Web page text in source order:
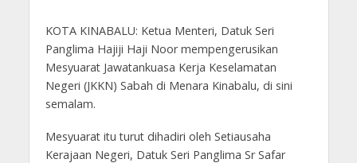
KOTA KINABALU: Ketua Menteri, Datuk Seri
Panglima Hajiji Haji Noor mempengerusikan
Mesyuarat Jawatankuasa Kerja Keselamatan
Negeri (JKKN) Sabah di Menara Kinabalu, di sini
semalam.
Mesyuarat itu turut dihadiri oleh Setiausaha
Kerajaan Negeri, Datuk Seri Panglima Sr Safar